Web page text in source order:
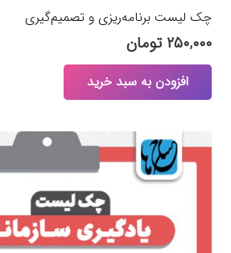
چک لیست برنامه‌ریزی و تصمیم‌گیری
۲۵۰,۰۰۰ تومان
افزودن به سبد خرید